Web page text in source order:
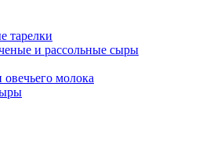
тарелки
и рассольные сыры
молока